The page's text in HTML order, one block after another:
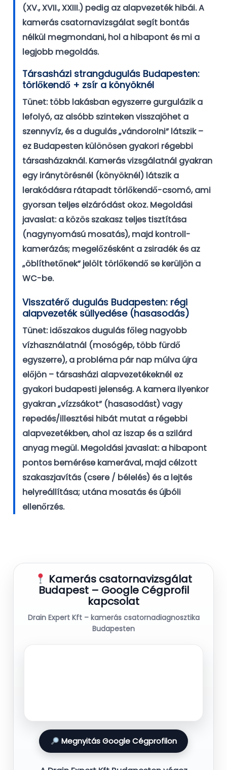
(XV., XVII., XXIII.) pedig az alapvezeték hibái. A
kamerás csatornavizsgálat segít bontás
nélkül megmondani, hol a hibapont és mi a
legjobb megoldás.
Társasházi strangdugulás Budapesten:
törlőkendő + zsír a könyöknél
Tünet: több lakásban egyszerre gurgulázik a
lefolyó, az alsóbb szinteken visszajöhet a
szennyvíz, és a dugulás „vándorolni” látszik –
ez Budapesten különösen gyakori régebbi
társasházaknál. Kamerás vizsgálatnál gyakran
egy iránytörésnél (könyöknél) látszik a
lerakódásra rátapadt törlőkendő-csomó, ami
gyorsan teljes elzáródást okoz. Megoldási
javaslat: a közös szakasz teljes tisztítása
(nagynyomású mosatás), majd kontroll-
kamerázás; megelőzésként a zsiradék és az
„öblíthetőnek” jelölt törlőkendő se kerüljön a
WC-be.
Visszatérő dugulás Budapesten: régi
alapvezeték süllyedése (hasasodás)
Tünet: időszakos dugulás főleg nagyobb
vízhasználatnál (mosógép, több fürdő
egyszerre), a probléma pár nap múlva újra
előjön – társasházi alapvezetékeknél ez
gyakori budapesti jelenség. A kamera ilyenkor
gyakran „vízzsákot” (hasasodást) vagy
repedés/illesztési hibát mutat a régebbi
alapvezetékben, ahol az iszap és a szilárd
anyag megül. Megoldási javaslat: a hibapont
pontos bemérése kamerával, majd célzott
szakaszjavítás (csere / bélelés) és a lejtés
helyreállítása; utána mosatás és újbóli
ellenőrzés.
Kamerás csatornavizsgálat
Budapest – Google Cégprofil
kapcsolat
Drain Expert Kft – kamerás csatornadiagnosztika
Budapesten
Megnyitás Google Cégprofilon